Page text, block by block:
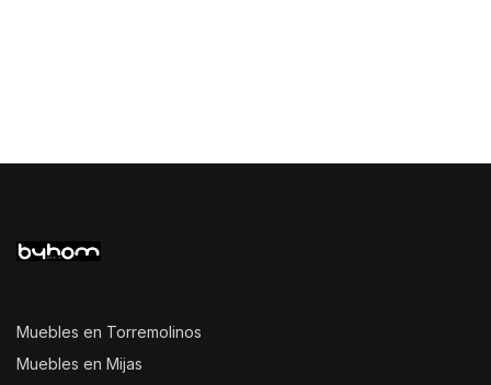
Muebles en Torremolinos
Muebles en Mijas